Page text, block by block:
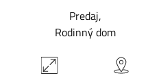
Predaj
Rodinný dom